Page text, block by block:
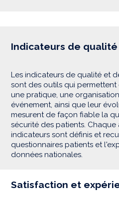
Indicateurs de qualité
Les indicateurs de qualité et
sont des outils qui permettent
une pratique, une
événement, ainsi que leur
mesurent de façon fiable la
sécurité des patients.
indicateurs sont définis et
questionnaires patients et
données nationales.
Satisfaction et